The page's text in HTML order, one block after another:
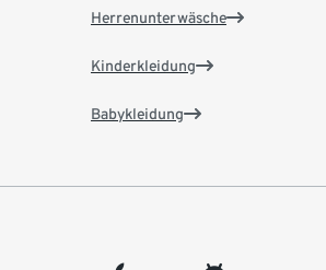
Herrenunterwäsche
Kinderkleidung
Babykleidung